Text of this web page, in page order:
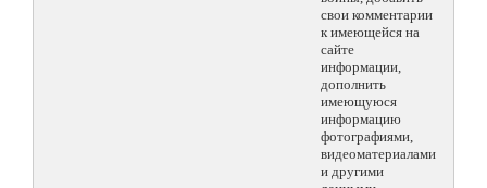
свои комментарии
к имеющейся на
сайте
информации,
дополнить
имеющуюся
информацию
фотографиями,
видеоматериалами
и другими